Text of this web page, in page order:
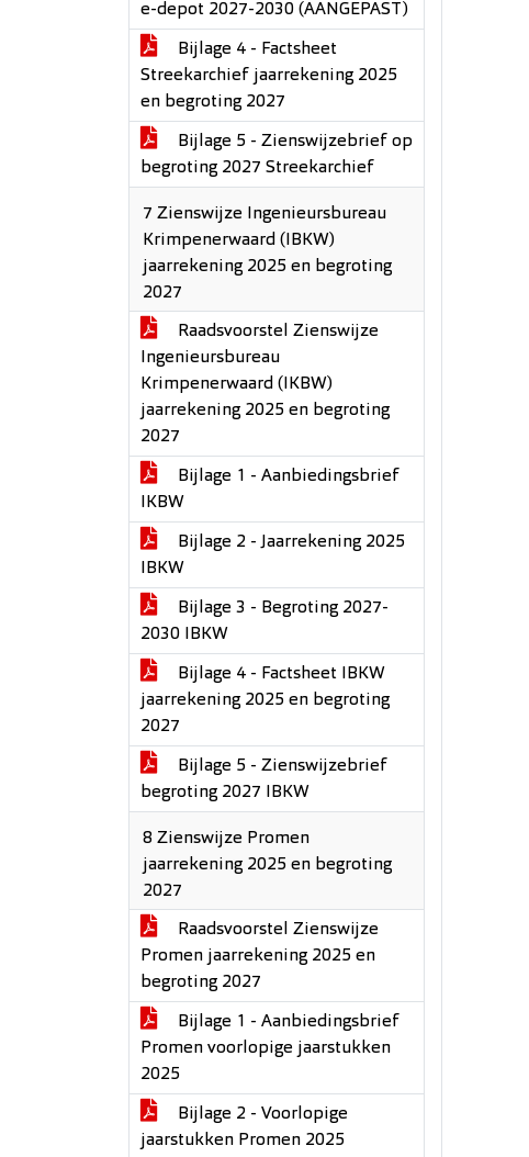
e-depot 2027-2030 (AANGEPAST)
Bijlage 4 - Factsheet
Streekarchief jaarrekening 2025
en begroting 2027
Bijlage 5 - Zienswijzebrief op
begroting 2027 Streekarchief
7 Zienswijze Ingenieursbureau
Krimpenerwaard (IBKW)
jaarrekening 2025 en begroting
2027
Raadsvoorstel Zienswijze
Ingenieursbureau
Krimpenerwaard (IKBW)
jaarrekening 2025 en begroting
2027
Bijlage 1 - Aanbiedingsbrief
IKBW
Bijlage 2 - Jaarrekening 2025
IBKW
Bijlage 3 - Begroting 2027-
2030 IBKW
Bijlage 4 - Factsheet IBKW
jaarrekening 2025 en begroting
2027
Bijlage 5 - Zienswijzebrief
begroting 2027 IBKW
8 Zienswijze Promen
jaarrekening 2025 en begroting
2027
Raadsvoorstel Zienswijze
Promen jaarrekening 2025 en
begroting 2027
Bijlage 1 - Aanbiedingsbrief
Promen voorlopige jaarstukken
2025
Bijlage 2 - Voorlopige
jaarstukken Promen 2025